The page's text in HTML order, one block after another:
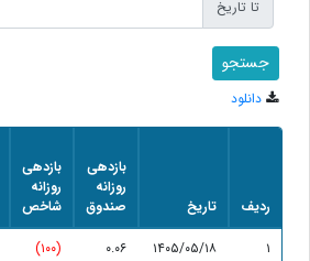
تا تاریخ
دانلود
ردیف تاریخ
بازدهی
روزانه
صندوق
بازدهی
روزانه
شاخص
۱
۱۴۰۵/۰۵/۱۸ ۰.۰۶ (۱۰۰)